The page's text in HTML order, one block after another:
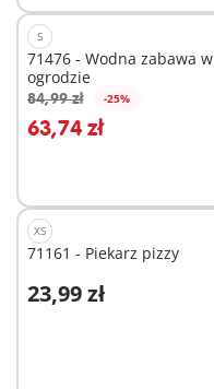
S
71476 - Wodna zabawa w
ogrodzie
84,99 zł -25%
63,74 zł
Dodaj do koszyka
XS
71161 - Piekarz pizzy
23,99 zł
Dodaj do koszyka